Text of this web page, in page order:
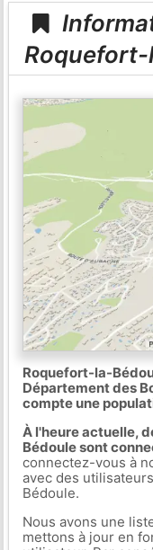
Roquefort-la-
Département des
compte une
À l'heure actuelle,
Bédoule sont
connectez-vous à
avec des
Bédoule.
Nous avons une
mettons à jour en